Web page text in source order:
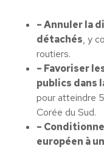
– Annuler la
détachés, y
routiers.
– Favoriser
publics dans
pour atteindre
Corée du Sud.
–
européen à